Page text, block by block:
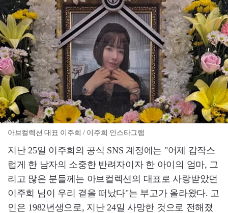
아브컬렉션 대표 이주희 / 이주희 인스타그램
지난 25일 이주희의 공식 SNS 계정에는 "어제 갑작스
럽게 한 남자의 소중한 반려자이자 한 아이의 엄마, 그
리고 많은 분들께는 아브컬렉션의 대표로 사랑받았던
이주희 님이 우리 곁을 떠났다"는 부고가 올라왔다. 고
인은 1982년생으로, 지난 24일 사망한 것으로 전해졌